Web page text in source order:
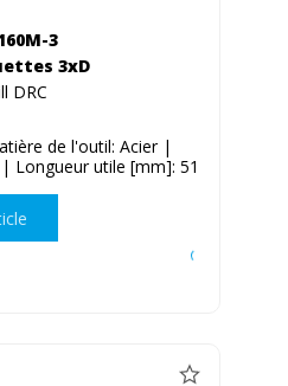
3
3xD
DRC
de l'outil: Acier |
Longueur utile [mm]: 51